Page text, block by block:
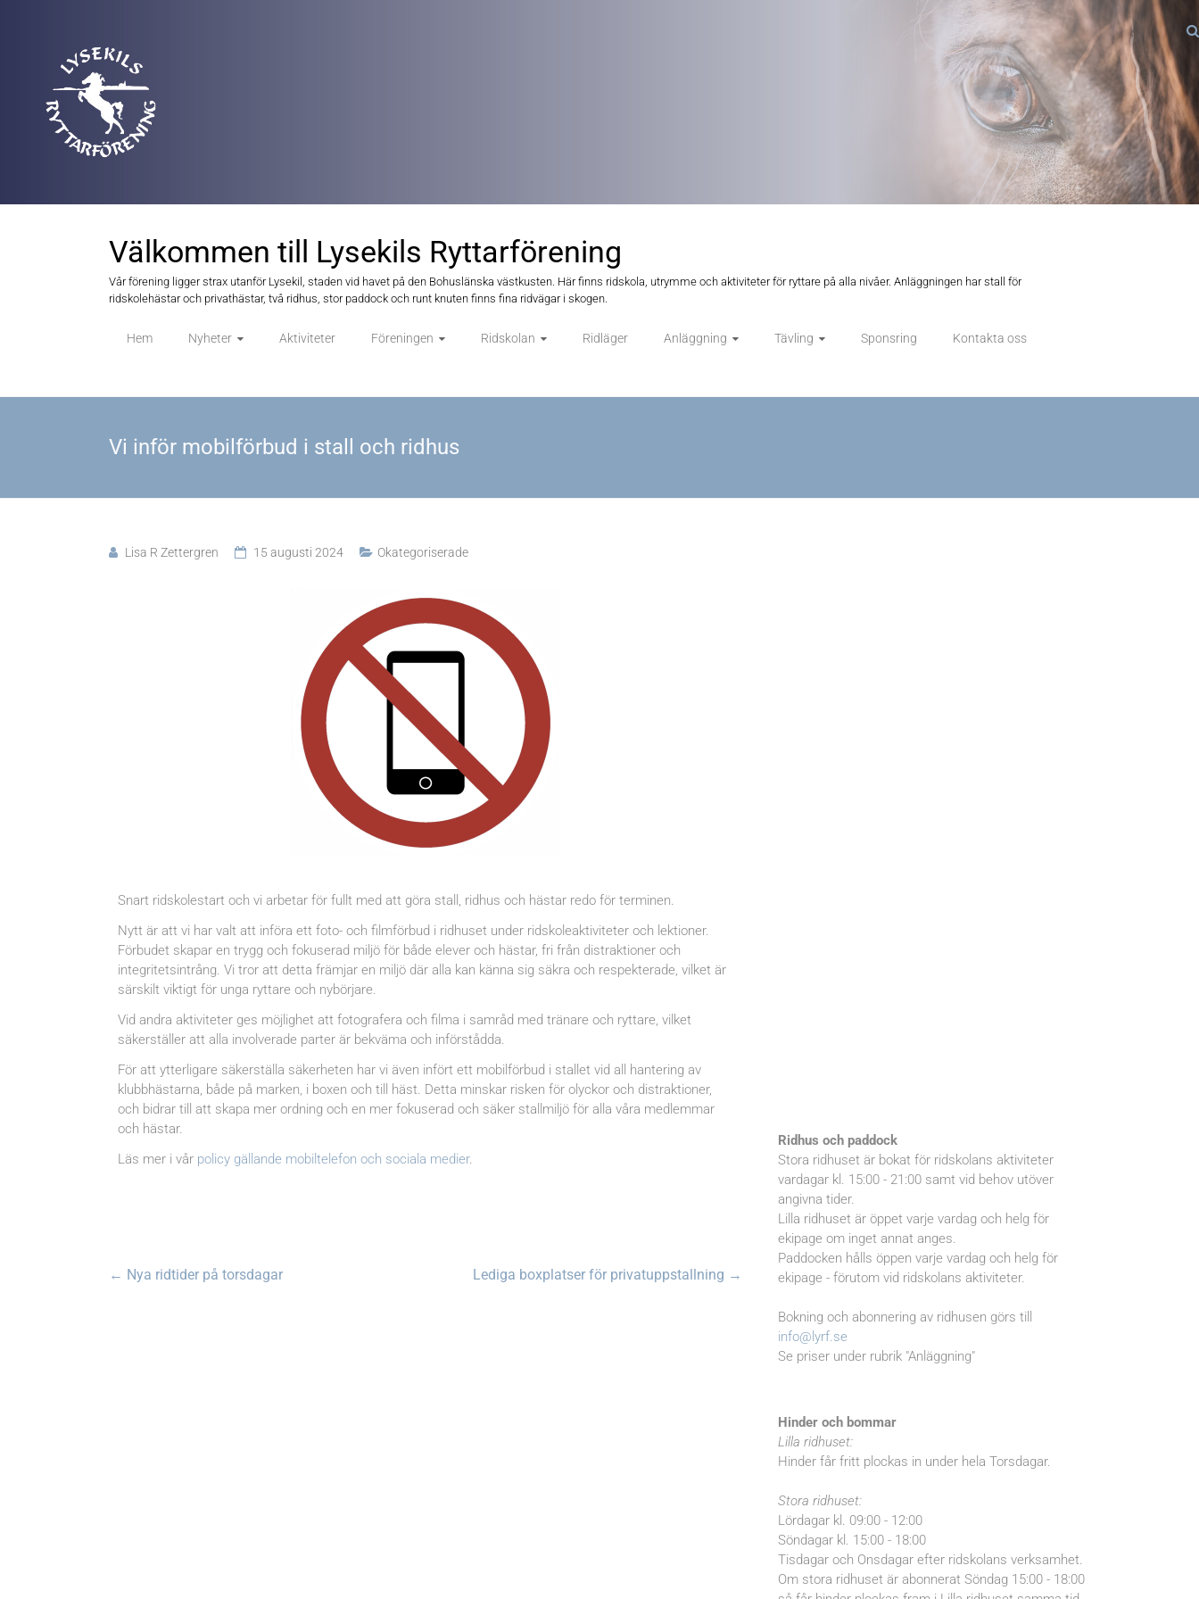
Välkommen till Lysekils Ryttarförening
Vår förening ligger strax utanför Lysekil, staden vid havet på den Bohuslänska västkusten. Här finns ridskola, utrymme och aktiviteter för ryttare på alla nivåer. Anläggningen har stall för
ridskolehästar och privathästar, två ridhus, stor paddock och runt knuten finns fina ridvägar i skogen.
Hem Nyheter Aktiviteter Föreningen Ridskolan Ridläger Anläggning Tävling Sponsring Kontakta oss
Vi inför mobilförbud i stall och ridhus
Lisa R Zettergren 15 augusti 2024 Okategoriserade
Snart ridskolestart och vi arbetar för fullt med att göra stall, ridhus och hästar redo för terminen.
Nytt är att vi har valt att införa ett foto- och filmförbud i ridhuset under ridskoleaktiviteter och lektioner.
Förbudet skapar en trygg och fokuserad miljö för både elever och hästar, fri från distraktioner och
integritetsintrång. Vi tror att detta främjar en miljö där alla kan känna sig säkra och respekterade, vilket är
särskilt viktigt för unga ryttare och nybörjare.
Vid andra aktiviteter ges möjlighet att fotografera och filma i samråd med tränare och ryttare, vilket
säkerställer att alla involverade parter är bekväma och införstådda.
För att ytterligare säkerställa säkerheten har vi även infört ett mobilförbud i stallet vid all hantering av
klubbhästarna, både på marken, i boxen och till häst. Detta minskar risken för olyckor och distraktioner,
och bidrar till att skapa mer ordning och en mer fokuserad och säker stallmiljö för alla våra medlemmar
och hästar.
Läs mer i vår policy gällande mobiltelefon och sociala medier.
← Nya ridtider på torsdagar Lediga boxplatser för privatuppstallning →
Ridhus och paddock
Stora ridhuset är bokat för ridskolans aktiviteter
vardagar kl. 15:00 - 21:00 samt vid behov utöver
angivna tider.
Lilla ridhuset är öppet varje vardag och helg för
ekipage om inget annat anges.
Paddocken hålls öppen varje vardag och helg för
ekipage - förutom vid ridskolans aktiviteter.
Bokning och abonnering av ridhusen görs till
info@lyrf.se
Se priser under rubrik "Anläggning"
Hinder och bommar
Lilla ridhuset:
Hinder får fritt plockas in under hela Torsdagar.
Stora ridhuset:
Lördagar kl. 09:00 - 12:00
Söndagar kl. 15:00 - 18:00
Tisdagar och Onsdagar efter ridskolans verksamhet.
Om stora ridhuset är abonnerat Söndag 15:00 - 18:00